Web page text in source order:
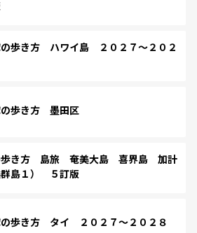
歩き方 ハワイ島 ２０２７～２０２
歩き方 墨田区
歩き方 島旅 奄美大島 喜界島 加計
群島１） ５訂版
歩き方 タイ ２０２７～２０２８